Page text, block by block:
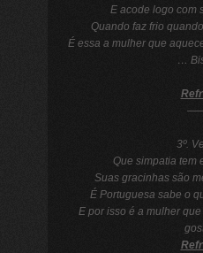
E acode logo com
Quando faz frio
É essa a mulher que
…
3º.
Que simpatia tem
Suas gracinhas são
É Portuguesa sabe o
E por isso é a mulher